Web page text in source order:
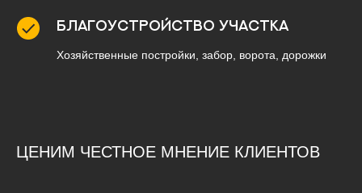
Благоустройство участка
Хозяйственные постройки, забор, ворота, дорожки
ЦЕНИМ ЧЕСТНОЕ МНЕНИЕ КЛИЕНТОВ